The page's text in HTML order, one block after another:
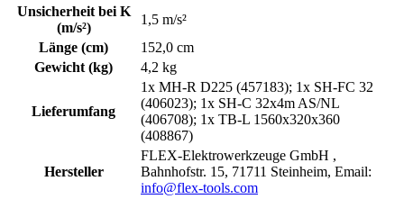
Unsicherheit bei K
(m/s²)
1,5 m/s²
Länge (cm)
152,0 cm
Gewicht (kg)
4,2 kg
Lieferumfang
1x MH-R D225 (457183); 1x SH-FC 32
(406023); 1x SH-C 32x4m AS/NL
(406708); 1x TB-L 1560x320x360
(408867)
Hersteller
FLEX-Elektrowerkzeuge GmbH ,
Bahnhofstr. 15, 71711 Steinheim, Email:
info@flex-tools.com